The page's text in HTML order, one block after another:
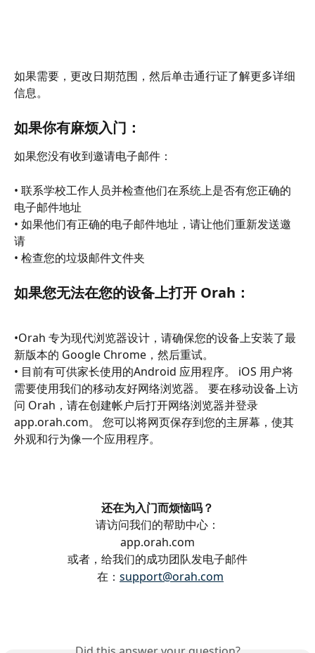
如果需要，更改日期范围，然后单击通行证了解更多详细
信息。
如果你有麻烦入门：
如果您没有收到邀请电子邮件：
• 联系学校工作人员并检查他们在系统上是否有您正确的
电子邮件地址
• 如果他们有正确的电子邮件地址，请让他们重新发送邀
请
• 检查您的垃圾邮件文件夹
如果您无法在您的设备上打开 Orah：
•Orah 专为现代浏览器设计，请确保您的设备上安装了最
新版本的 Google Chrome，然后重试。
• 目前有可供家长使用的Android 应用程序。 iOS 用户将
需要使用我们的移动友好网络浏览器。 要在移动设备上访
问 Orah，请在创建帐户后打开网络浏览器并登录
app.orah.com。 您可以将网页保存到您的主屏幕，使其
外观和行为像一个应用程序。
还在为入门而烦恼吗？
请访问我们的帮助中心：
app.orah.com
或者，给我们的成功团队发电子邮件
  在：
support@orah.com